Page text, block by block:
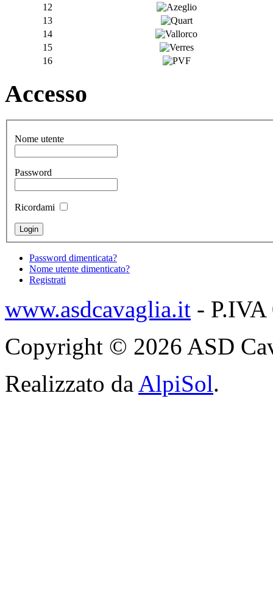
12
13
14
15
16
Accesso
Nome utente
Password
Ricordami
Password dimenticata?
Nome utente dimenticato?
Registrati
www.asdcavaglia.it -
Copyright © 2026 ASD
Realizzato da AlpiSol.